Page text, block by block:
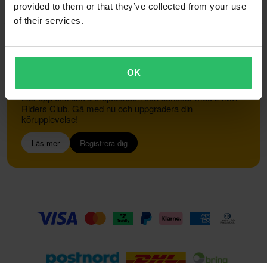
provided to them or that they’ve collected from your use
of their services.
OK
Gå med i 24MX Riders Club
Lås upp exklusiva erbjudanden och bonusar med 24MX
Riders Club. Gå med nu och uppgradera din
körupplevelse!
Läs mer Registrera dig